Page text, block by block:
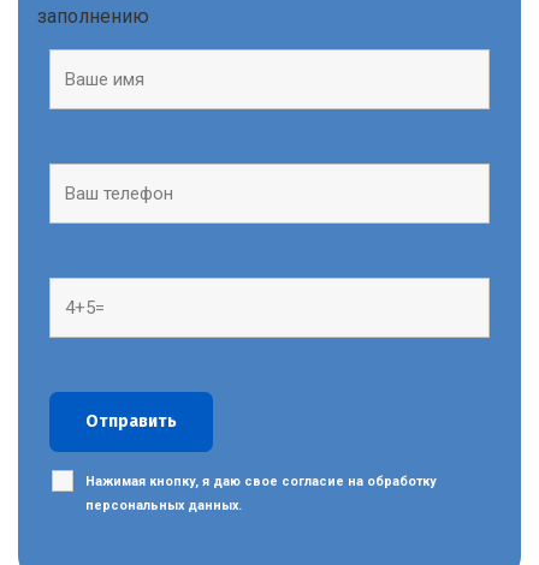
заполнению
Нажимая кнопку, я даю свое согласие на обработку
персональных данных.